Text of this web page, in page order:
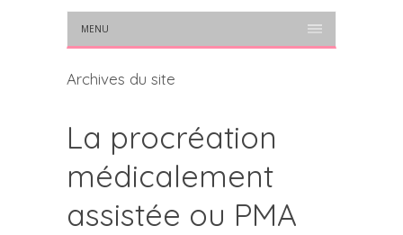
MENU
Archives du site
La procréation
médicalement
assistée ou PMA